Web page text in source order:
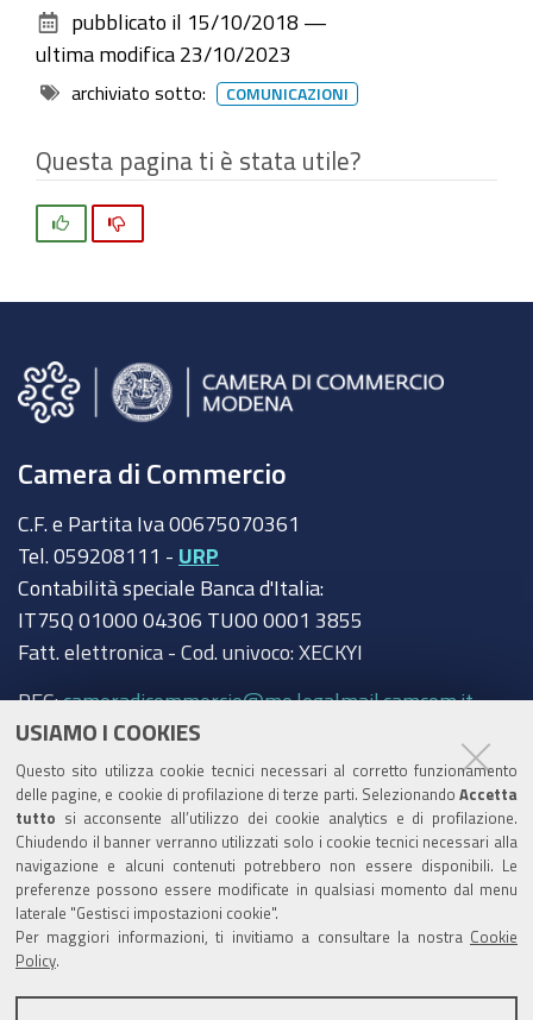
USIAMO I COOKIES
Questo sito utilizza cookie tecnici necessari al corretto funzionamento
delle pagine, e cookie di profilazione di terze parti. Selezionando Accetta
tutto si acconsente all’utilizzo dei cookie analytics e di profilazione.
Chiudendo il banner verranno utilizzati solo i cookie tecnici necessari alla
navigazione e alcuni contenuti potrebbero non essere disponibili. Le
preferenze possono essere modificate in qualsiasi momento dal menu
laterale "Gestisci impostazioni cookie".
Per maggiori informazioni, ti invitiamo a consultare la nostra Cookie
Policy
documento
pubblicato il 15/10/2018 —
ultima modifica 23/10/2023
archiviato sotto: COMUNICAZIONI
Questa pagina ti è stata utile?
Camera di Commercio
C.F. e Partita Iva 00675070361
Tel. 059208111 - URP
Contabilità speciale Banca d'Italia:
IT75Q 01000 04306 TU00 0001 3855
Fatt. elettronica - Cod. univoco: XECKYI
PEC:cameradicommercio@mo.legalmail.camcom.it
Amministrazione trasparente
Albo Camerale
Pubblicità Legale
Area riservata Amministratori